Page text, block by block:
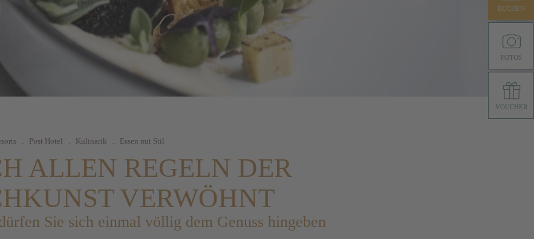
. Post Hotel . Kulinarik . Essen mit Stil
ALLEN REGELN DER
VERWÖHNT
Sie sich einmal völlig dem Genuss hingeben
BUCHEN
FOTOS
VOUCHER